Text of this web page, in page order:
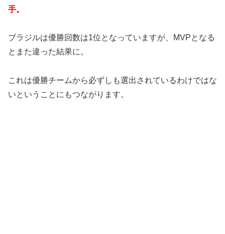
手。
ブラジルは優勝回数は1位となっていますが、MVPとなる
とまた違った結果に。
これは優勝チームから必ずしも選出されているわけではな
いということにもつながります。